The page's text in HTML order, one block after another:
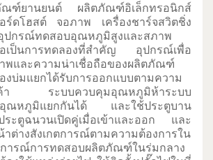
ฑ์ยานยนต์ ผลิตภัณฑ์อิเล็กทรอนิกส์
ร์ดโฮสต์ จอภาพ เครื่องชาร์จสวิตชิ่ง
ปกรณ์ทดสอบอุณหภูมิสูงและสภาพ
เป็นการทดลองที่สำคัญ อุปกรณ์เพื่อ
าพและความน่าเชื่อถือของผลิตภัณฑ์
บ่มแยกได้รับการออกแบบตามความ
ค้า ระบบควบคุมอุณหภูมิห้าระบบ
อุณหภูมิแยกกันได้ และใช้ประตูบาน
ระตูฉนวนเปิดคู่เมื่อเข้าและออก และ
ต่างสังเกตการณ์ตามความต้องการใน
การณ์การทดสอบผลิตภัณฑ์ในร่มกลาง